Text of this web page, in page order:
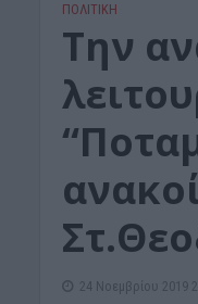
ΠΟΛΙΤΙΚΗ
Την
24 Νοεμβρίου 2019